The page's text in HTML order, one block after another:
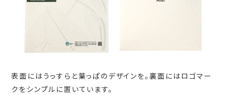
表面にはうっすらと葉っぱのデザインを。裏面にはロゴマー
クをシンプルに置いています。